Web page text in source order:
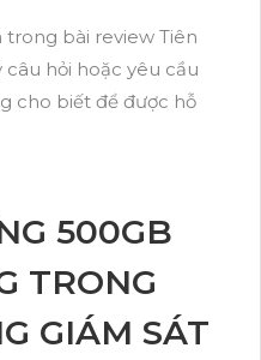
bài review Tiên
hỏi hoặc yêu cầu
cho biết để được hỗ
500GB
TRONG
GIÁM SÁT